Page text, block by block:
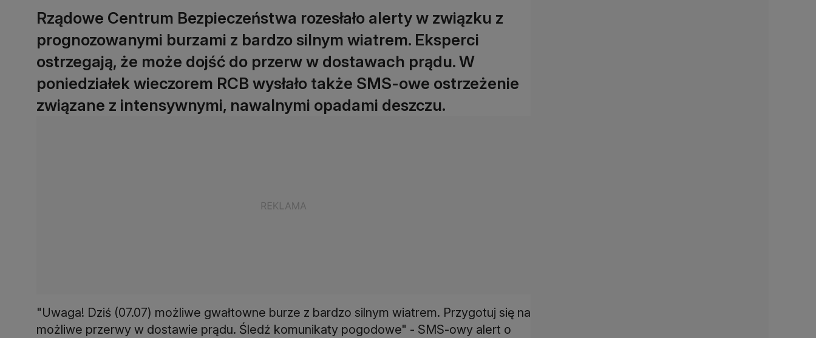
Rządowe Centrum Bezpieczeństwa rozesłało alerty w związku z
prognozowanymi burzami z bardzo silnym wiatrem. Eksperci
ostrzegają, że może dojść do przerw w dostawach prądu. W
poniedziałek wieczorem RCB wysłało także SMS-owe ostrzeżenie
związane z intensywnymi, nawalnymi opadami deszczu.
"Uwaga! Dziś (07.07) możliwe gwałtowne burze z bardzo silnym wiatrem. Przygotuj się na
możliwe przerwy w dostawie prądu. Śledź komunikaty pogodowe" - SMS-owy alert o